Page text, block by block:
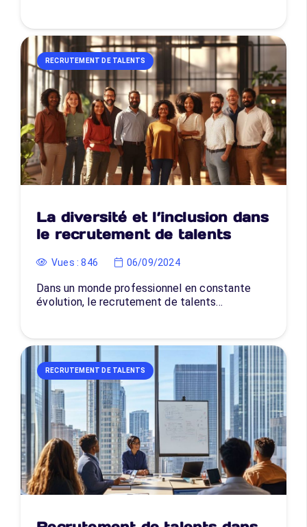
RECRUTEMENT DE TALENTS
La diversité et l’inclusion dans
le recrutement de talents
Vues :846 06/09/2024
Dans un monde professionnel en constante
évolution, le recrutement de talents…
RECRUTEMENT DE TALENTS